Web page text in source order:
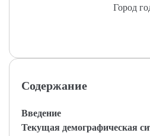
Город
Содержание
Введение
Текущая демографическая